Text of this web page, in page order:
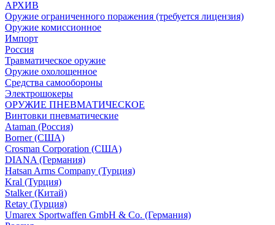
АРХИВ
Оружие ограниченного поражения (требуется лицензия)
Оружие комиссионное
Импорт
Россия
Травматическое оружие
Оружие охолощенное
Средства самообороны
Электрошокеры
ОРУЖИЕ ПНЕВМАТИЧЕСКОЕ
Винтовки пневматические
Ataman (Россия)
Borner (США)
Crosman Corporation (США)
DIANA (Германия)
Hatsan Arms Company (Турция)
Kral (Турция)
Stalker (Китай)
Retay (Турция)
Umarex Sportwaffen GmbH & Co. (Германия)